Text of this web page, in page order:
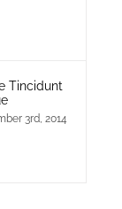
Tincidunt
3rd, 2014